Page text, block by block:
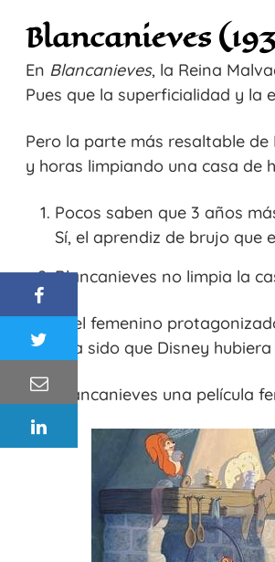
Blancanieves
En Blancanieves, la Reina
Pues que la superficialidad y la
Pero la parte más resaltable
y horas limpiando una casa de
Pocos saben que 3 años
Sí, el aprendiz de brujo que
Blancanieves no limpia la
El papel femenino
hubiera sido que Disney
¿Es Blancanieves una película